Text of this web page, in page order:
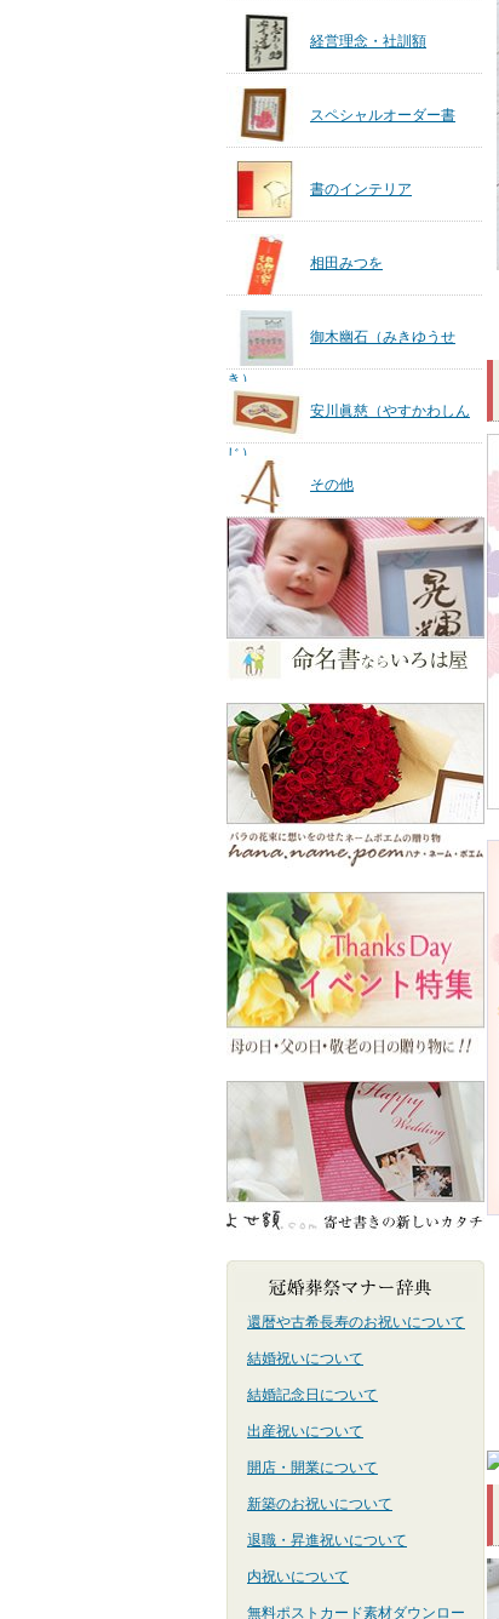
経営理念・社訓額
スペシャルオーダー書
書のインテリア
相田みつを
御木幽石（みきゆうせ
き）
安川眞慈（やすかわしん
じ）
その他
還暦や古希長寿のお祝いについて
結婚祝いについて
結婚記念日について
出産祝いについて
開店・開業について
新築のお祝いについて
退職・昇進祝いについて
内祝いについて
無料ポストカード素材ダウンロー